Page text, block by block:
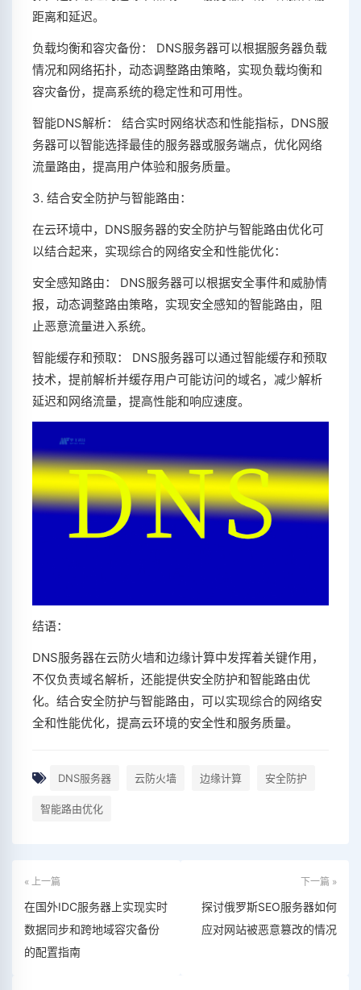
距离和延迟。
负载均衡和容灾备份： DNS服务器可以根据服务器负载
情况和网络拓扑，动态调整路由策略，实现负载均衡和
容灾备份，提高系统的稳定性和可用性。
智能DNS解析： 结合实时网络状态和性能指标，DNS服
务器可以智能选择最佳的服务器或服务端点，优化网络
流量路由，提高用户体验和服务质量。
3. 结合安全防护与智能路由：
在云环境中，DNS服务器的安全防护与智能路由优化可
以结合起来，实现综合的网络安全和性能优化：
安全感知路由： DNS服务器可以根据安全事件和威胁情
报，动态调整路由策略，实现安全感知的智能路由，阻
止恶意流量进入系统。
智能缓存和预取： DNS服务器可以通过智能缓存和预取
技术，提前解析并缓存用户可能访问的域名，减少解析
延迟和网络流量，提高性能和响应速度。
结语：
DNS服务器在云防火墙和边缘计算中发挥着关键作用，
不仅负责域名解析，还能提供安全防护和智能路由优
化。结合安全防护与智能路由，可以实现综合的网络安
全和性能优化，提高云环境的安全性和服务质量。
DNS服务器 云防火墙 边缘计算 安全防护
智能路由优化
« 上一篇
在国外IDC服务器上实现实时
数据同步和跨地域容灾备份
的配置指南
下一篇 »
探讨俄罗斯SEO服务器如何
应对网站被恶意篡改的情况